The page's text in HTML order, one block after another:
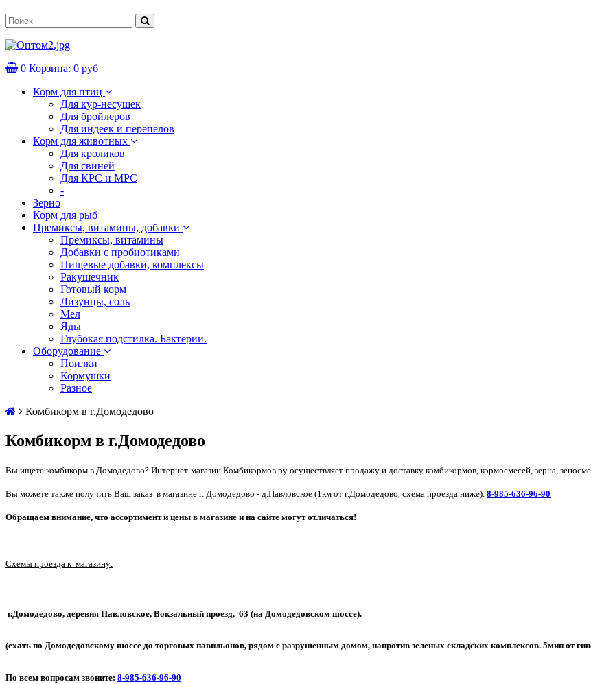
0 Корзина: 0 руб
Корм для птиц
Для кур-несушек
Для бройлеров
Для индеек и перепелов
Корм для животных
Для кроликов
Для свиней
Для КРС и МРС
-
Зерно
Корм для рыб
Премиксы, витамины, добавки
Премиксы, витамины
Добавки с пробиотиками
Пищевые добавки, комплексы
Ракушечник
Готовый корм
Лизунцы, соль
Мел
Яды
Глубокая подстилка. Бактерии.
Оборудование
Поилки
Кормушки
Разное
Комбикорм в г.Домодедово
Комбикорм в г.Домодедово
Вы ищете комбикорм в Домодедово? Интернет-магазин Комбикормов.ру осуществляет продажу и доставку комбикормов, кормосмесей, зерна,
Вы можете также получить Ваш заказ в магазине г. Домодедово - д.Павловское (1км от г.Домодедово, схема проезда ниже). 8-985-636-96-90
Обращаем внимание, что ассортимент и цены в магазине и на сайте могут отличаться!
Схемы проезда к магазину:
г.Домодедово, деревня Павловское, Вокзальный проезд, 63 (на Домодедовском шоссе).
(ехать по Домодедовскому шоссе до торговых павильонов, рядом с разрушенным домом, напротив зеленых складских комплексов. 5мин от
По всем вопросам звоните: 8-985-636-96-90